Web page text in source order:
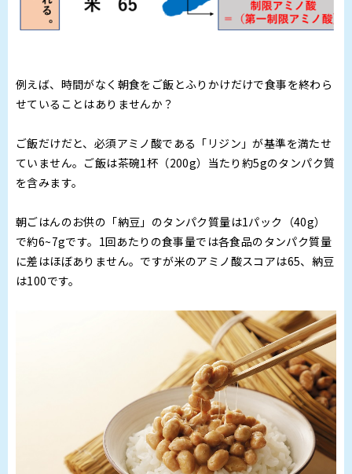
例えば、時間がなく朝食をご飯とふりかけだけで食事を終わら
せていることはありませんか？
ご飯だけだと、必須アミノ酸である「リジン」が基準を満たせ
ていません。ご飯は茶碗1杯（200g）当たり約5gのタンパク質
を含みます。
朝ごはんのお供の「納豆」のタンパク質量は1パック（40g）
で約6~7gです。1回あたりの食事量では各食品のタンパク質量
に差はほぼありません。ですが米のアミノ酸スコアは65、納豆
は100です。